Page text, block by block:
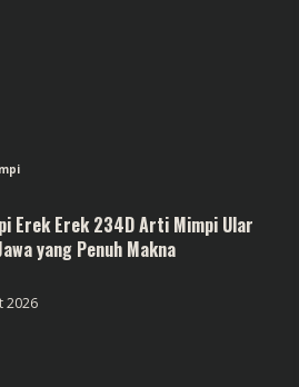
Erek Erek 234D Arti Mimpi Ular
yang Penuh Makna
2026